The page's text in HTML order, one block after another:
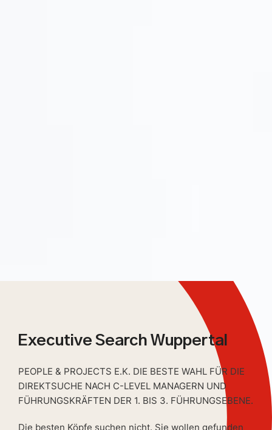
Executive Search Wuppertal
PEOPLE & PROJECTS E.K. DIE BESTE WAHL FÜR DIE
DIREKTSUCHE NACH C-LEVEL MANAGERN UND
FÜHRUNGSKRÄFTEN DER 1. BIS 3. FÜHRUNGSEBENE.
Die besten Köpfe suchen nicht. Sie wollen gefunden